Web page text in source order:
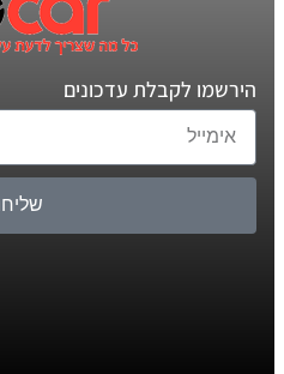
הירשמו לקבלת עדכונים